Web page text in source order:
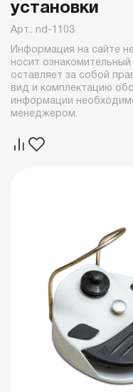
установки
Арт.: nd-1103
Информация на сайте
носит
оставляет за собой
вид и комплектацию
информации
менеджером.